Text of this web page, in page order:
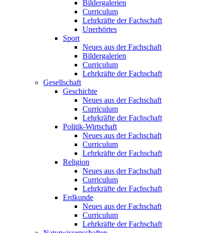
Bildergalerien
Curriculum
Lehrkräfte der Fachschaft
Unerhörtes
Sport
Neues aus der Fachschaft
Bildergalerien
Curriculum
Lehrkräfte der Fachschaft
Gesellschaft
Geschichte
Neues aus der Fachschaft
Curriculum
Lehrkräfte der Fachschaft
Politik-Wirtschaft
Neues aus der Fachschaft
Curriculum
Lehrkräfte der Fachschaft
Religion
Neues aus der Fachschaft
Curriculum
Lehrkräfte der Fachschaft
Erdkunde
Neues aus der Fachschaft
Curriculum
Lehrkräfte der Fachschaft